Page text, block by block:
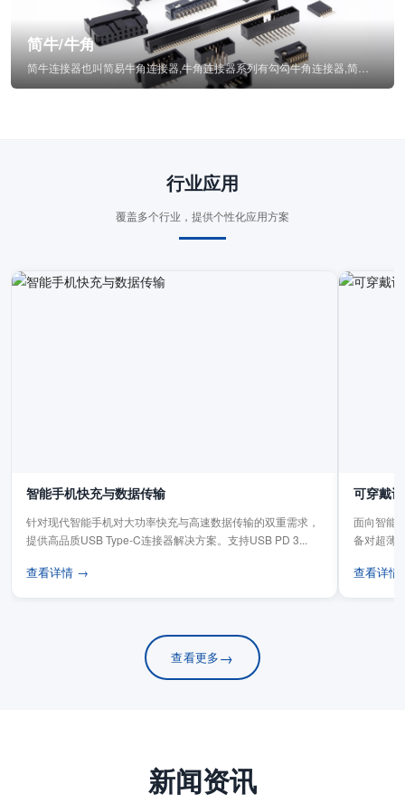
简牛/牛角
行业应用
覆盖多个行业，提供个性化应用方案
智能手机快充与数据传输
针对现代智能手机对大功率快充与高速数据传输的双重需求，
提供高品质USB Type-C连接器解决方案。支持USB PD 3...
查看详情 →
可穿戴
面向智能
备对超薄
查看详
查看更多→
新闻资讯